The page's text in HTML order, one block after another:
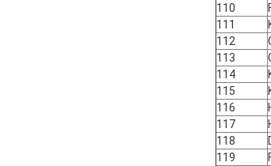
110
111
112
113
114
115
116
117
118
119